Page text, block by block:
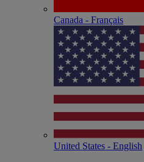
Canada - Français
United States - English